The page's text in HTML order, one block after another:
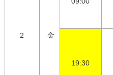
2 金
19:30